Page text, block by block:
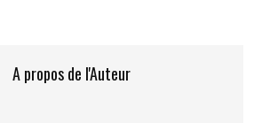
A propos de l'Auteur